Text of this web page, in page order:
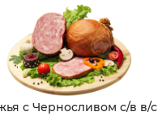
с Черносливом с/в в/с